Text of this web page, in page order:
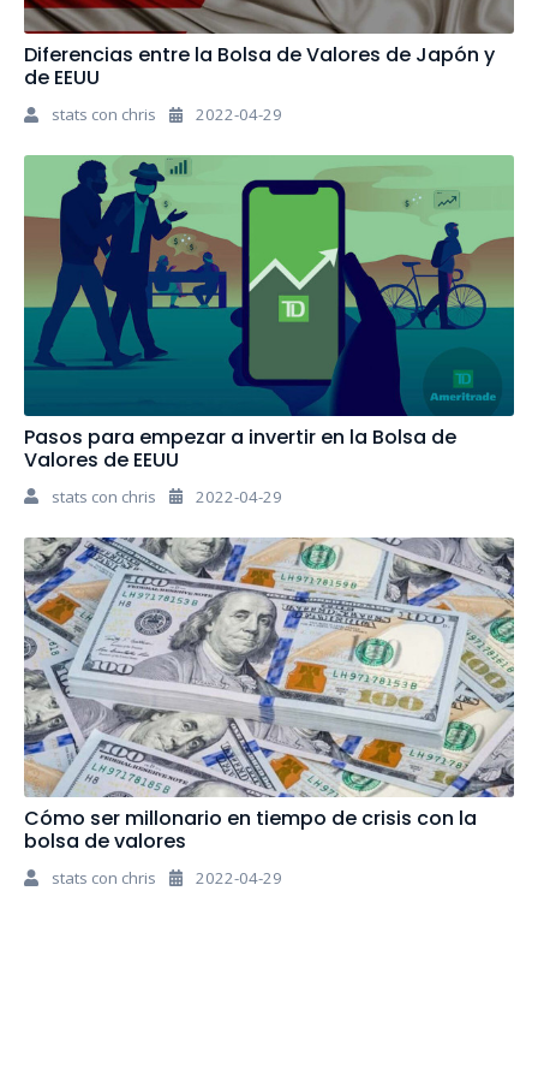
Diferencias entre la Bolsa de Valores de Japón y
de EEUU
stats con chris 2022-04-29
Pasos para empezar a invertir en la Bolsa de
Valores de EEUU
stats con chris 2022-04-29
Cómo ser millonario en tiempo de crisis con la
bolsa de valores
stats con chris 2022-04-29